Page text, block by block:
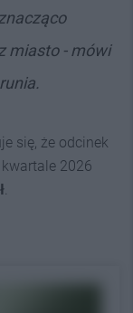
miasto - mówi
się, że odcinek
2026